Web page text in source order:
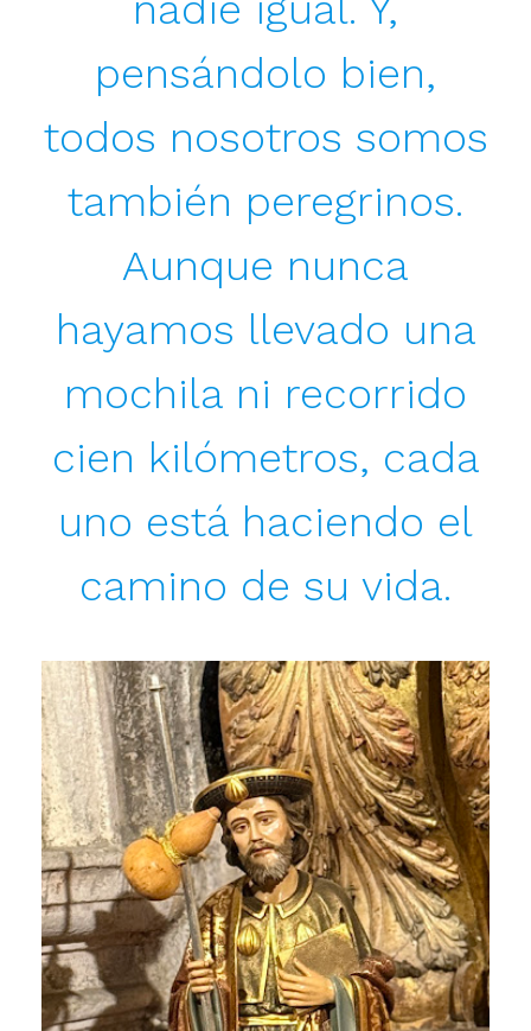
pensándolo bien,
todos nosotros somos
también peregrinos.
Aunque nunca
hayamos llevado una
mochila ni recorrido
cien kilómetros, cada
uno está haciendo el
camino de su vida.